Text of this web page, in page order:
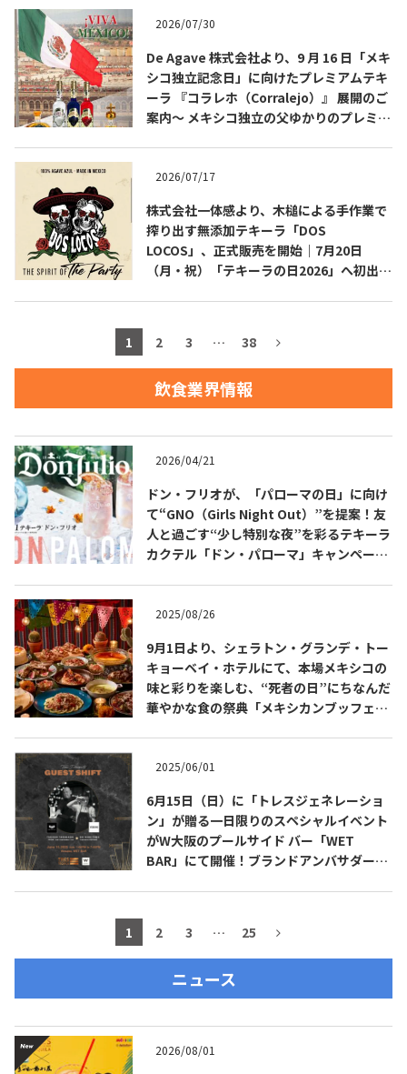
お問合せ プライバシーポリシー サイトマップ
COPYRIGHT © JUAST All rights reserved.
2026/07/30
De Agave 株式会社より、9 月 16 日「メキ
シコ独立記念日」に向けたプレミアムテキ
ーラ 『コラレホ（Corralejo）』 展開のご
案内〜 メキシコ独立の父ゆかりのプレミア
2026/07/17
株式会社一体感より、木槌による手作業で
搾り出す無添加テキーラ「DOS
LOCOS」、正式販売を開始｜7月20日
（月・祝）「テキーラの日2026」へ初出
1 2 3 … 38
飲食業界情報
2026/04/21
ドン・フリオが、「パローマの日」に向け
て“GNO（Girls Night Out）”を提案！友
人と過ごす“少し特別な夜”を彩るテキーラ
カクテル「ドン・パローマ」キャンペーン
2025/08/26
9月1日より、シェラトン・グランデ・トー
キョーベイ・ホテルにて、本場メキシコの
味と彩りを楽しむ、“死者の日”にちなんだ
華やかな食の祭典「メキシカンブッフェ」
2025/06/01
6月15日（日）に「トレスジェネレーショ
ン」が贈る一日限りのスペシャルイベント
がW大阪のプールサイド バー「WET
BAR」にて開催！ブランドアンバサダーの
1 2 3 … 25
ニュース
2026/08/01